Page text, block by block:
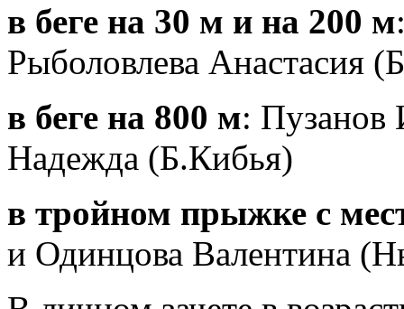
в беге на 30 м и на 200 м
Рыболовлева Анастасия
в беге на 800 м: Пузанов
Надежда (Б.Кибья)
в тройном прыжке с
и Одинцова Валентина